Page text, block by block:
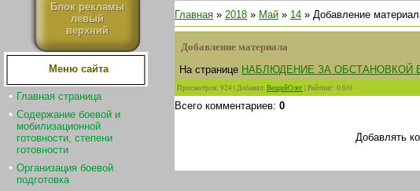
Блок рекламы
левый
верхний
Меню сайта
Главная страница
Содержание боевой и
мобилизационной
готовности, степени
готовности
Организация боевой
подготовка
Главная » 2018 » Май » 14 » Добавление
Добавление материала
На странице НАБЛЮДЕНИЕ ЗА ОБСТАНОВКОЙ
Просмотров: 924|Добавил: ВещийОлег|Рейтинг: 0.0/0
Всего комментариев: 0
Добавлять